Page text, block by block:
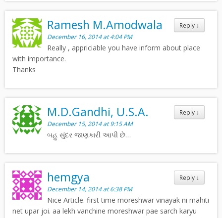
Reply ↓
Ramesh M.Amodwala
December 16, 2014 at 4:04 PM
Really , appriciable you have inform about place
with importance.
Thanks
Reply ↓
M.D.Gandhi, U.S.A.
December 15, 2014 at 9:15 AM
બહુ સુંદર જાણકારી આપી છે…
Reply ↓
hemgya
December 14, 2014 at 6:38 PM
Nice Article. first time moreshwar vinayak ni mahiti
net upar joi. aa lekh vanchine moreshwar pae sarch karyu